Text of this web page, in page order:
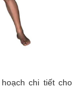
chi tiết cho